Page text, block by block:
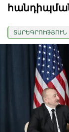
ՏԱՐԵԳՐՈՒԹՅՈՒՆ